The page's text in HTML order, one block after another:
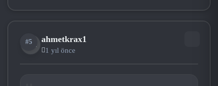
#5
AH
ahmetkrax1
1 yıl önce